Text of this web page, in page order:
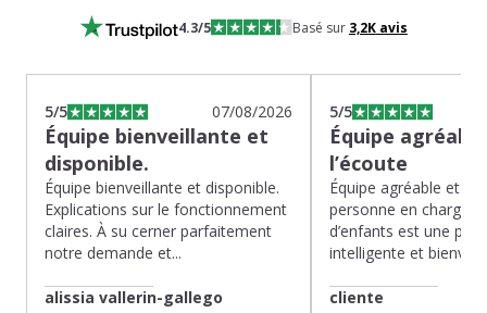
4.3/5 Basé sur 3,2Kavis
5/5 07/08/2026
Équipe bienveillante et
disponible.
Équipe bienveillante et disponible.
Explications sur le fonctionnement
claires. À su cerner parfaitement
notre demande et...
alissia vallerin-gallego
5/5
Équipe
l’écoute
Équipe agréable et à
personne en charge
d’enfants est une
intelligente et
cliente